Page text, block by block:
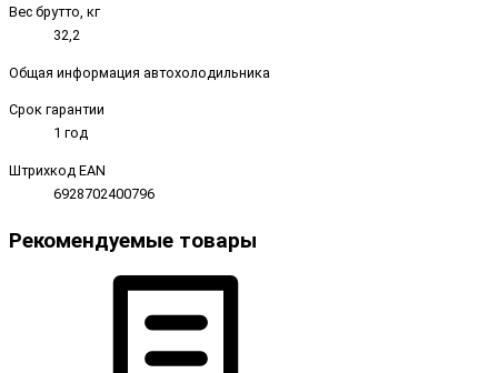
Вес брутто, кг
32,2
Общая информация автохолодильника
Срок гарантии
1 год
Штрихкод EAN
6928702400796
Рекомендуемые товары